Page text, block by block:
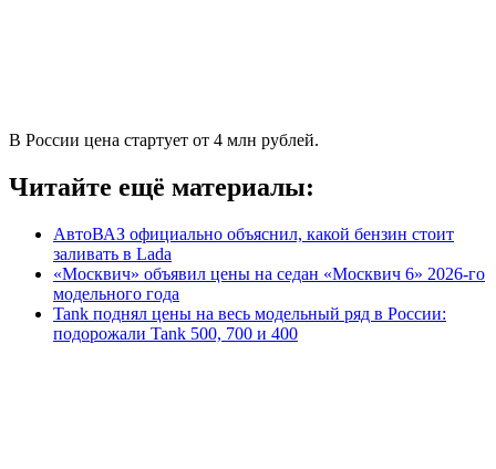
В России цена стартует от 4 млн рублей.
Читайте ещё материалы:
АвтоВАЗ официально объяснил, какой бензин стоит
заливать в Lada
«Москвич» объявил цены на седан «Москвич 6» 2026-го
модельного года
Tank поднял цены на весь модельный ряд в России:
подорожали Tank 500, 700 и 400